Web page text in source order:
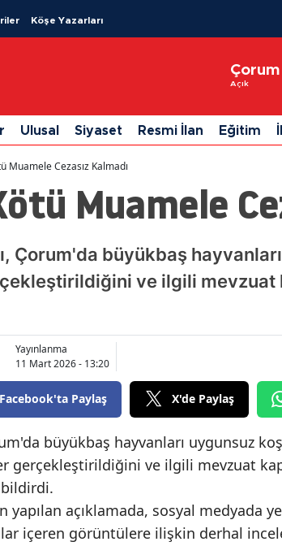
Köşe Yazarları
Çorum
Açık
Ağrı
Antalya
Artvin
Bilecik
Bingöl
Bitlis
Ulusal Siyaset Resmi İlan Eğitim
Muamele Cezasız Kalmadı
Muamele
Çorum'da büyükbaş
ve ilgili mevzuat
Yayınlanma
11 Mart 2026 - 13:20
Facebook'ta Paylaş X'de Paylaş
büyükbaş hayvanları uygunsuz
gerçekleştirildiğini ve ilgili mevzuat
bildirdi.
yapılan açıklamada, sosyal medyada
içeren görüntülere ilişkin derhal